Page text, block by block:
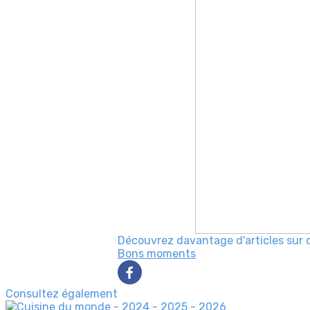
Découvrez davantage d'articles sur
Bons moments
Consultez également